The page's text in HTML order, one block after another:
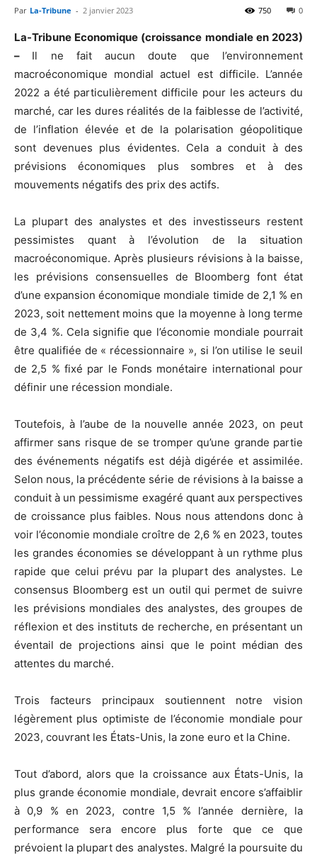
Par La-Tribune - 2 janvier 2023 0
750
La-Tribune Economique (croissance mondiale en 2023)
– Il ne fait aucun doute que l’environnement
macroéconomique mondial actuel est difficile. L’année
2022 a été particulièrement difficile pour les acteurs du
marché, car les dures réalités de la faiblesse de l’activité,
de l’inflation élevée et de la polarisation géopolitique
sont devenues plus évidentes. Cela a conduit à des
prévisions économiques plus sombres et à des
mouvements négatifs des prix des actifs.
La plupart des analystes et des investisseurs restent
pessimistes quant à l’évolution de la situation
macroéconomique. Après plusieurs révisions à la baisse,
les prévisions consensuelles de Bloomberg font état
d’une expansion économique mondiale timide de 2,1 % en
2023, soit nettement moins que la moyenne à long terme
de 3,4 %. Cela signifie que l’économie mondiale pourrait
être qualifiée de « récessionnaire », si l’on utilise le seuil
de 2,5 % fixé par le Fonds monétaire international pour
définir une récession mondiale.
Toutefois, à l’aube de la nouvelle année 2023, on peut
affirmer sans risque de se tromper qu’une grande partie
des événements négatifs est déjà digérée et assimilée.
Selon nous, la précédente série de révisions à la baisse a
conduit à un pessimisme exagéré quant aux perspectives
de croissance plus faibles. Nous nous attendons donc à
voir l’économie mondiale croître de 2,6 % en 2023, toutes
les grandes économies se développant à un rythme plus
rapide que celui prévu par la plupart des analystes. Le
consensus Bloomberg est un outil qui permet de suivre
les prévisions mondiales des analystes, des groupes de
réflexion et des instituts de recherche, en présentant un
éventail de projections ainsi que le point médian des
attentes du marché.
Trois facteurs principaux soutiennent notre vision
légèrement plus optimiste de l’économie mondiale pour
2023, couvrant les États-Unis, la zone euro et la Chine.
Tout d’abord, alors que la croissance aux États-Unis, la
plus grande économie mondiale, devrait encore s’affaiblir
à 0,9 % en 2023, contre 1,5 % l’année dernière, la
performance sera encore plus forte que ce que
prévoient la plupart des analystes. Malgré la poursuite du